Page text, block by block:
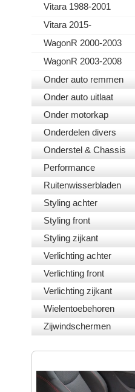
Vitara 1988-2001
Vitara 2015-
WagonR 2000-2003
WagonR 2003-2008
Onder auto remmen
Onder auto uitlaat
Onder motorkap
Onderdelen divers
Onderstel & Chassis
Performance
Ruitenwisserbladen
Styling achter
Styling front
Styling zijkant
Verlichting achter
Verlichting front
Verlichting zijkant
Wielentoebehoren
Zijwindschermen